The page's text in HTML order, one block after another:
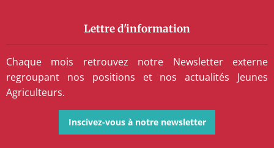
Lettre d'information
Chaque mois retrouvez notre Newsletter externe
regroupant nos positions et nos actualités Jeunes
Agriculteurs.
Inscivez-vous à notre newsletter